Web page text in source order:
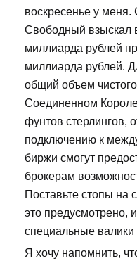
воскресенье у
Свободный взыскал
миллиарда рублей
миллиарда рублей.
общий объем
Соединенном
фунтов стерлингов,
подключению к
биржи смогут
брокерам
Поставьте стопы на
это предусмотрено,
специальные
Я хочу напомнить,